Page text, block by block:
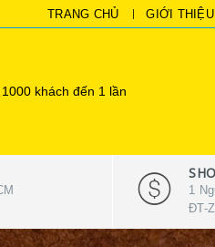
TRANG CHỦ GIỚI THIỆU
khách đến 1 lần
1
ĐT-